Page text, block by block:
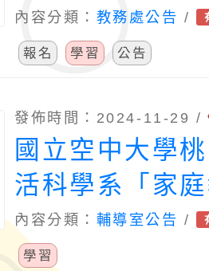
會辦理「第二
人才培育計畫」
內容分類： 教務處公告 /
報名 學習 公告
發佈時間：2024-11-29 /
國立空中大學
活科學系「家
學程」開課計
照。
內容分類： 輔導室公告 /
學習